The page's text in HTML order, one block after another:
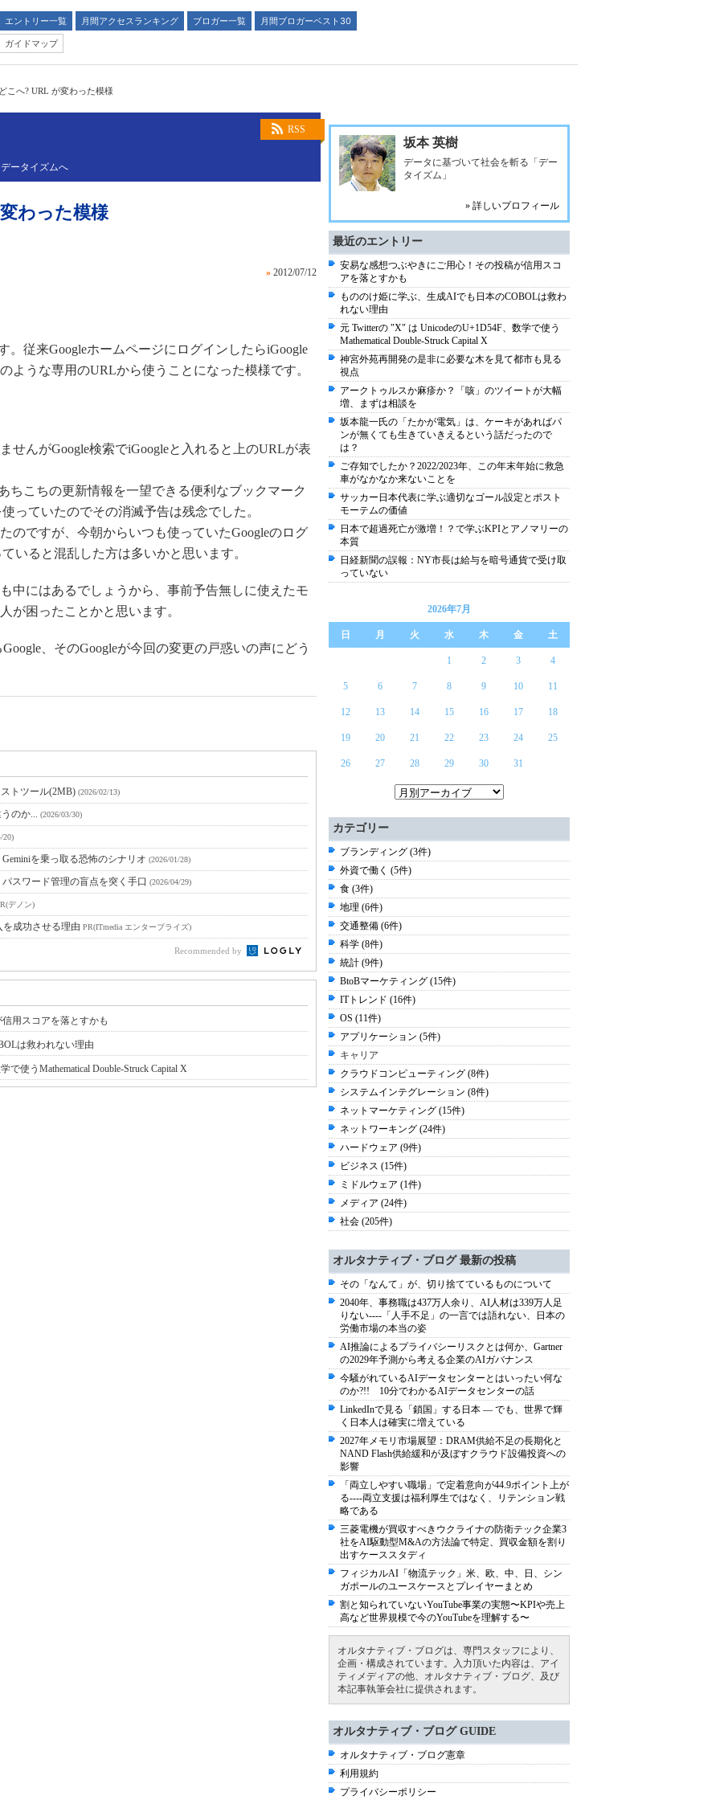
エントリー一覧 月間アクセスランキング ブロガー一覧
月間ブロガーベスト30
ガイドマップ
こへ? URL が変わった模様
RSS
ータイズムへ
わった模様
» 2012/07/12
。従来GoogleホームページにログインしたらiGoogle
ような専用のURLから使うことになった模様です。
せんがGoogle検索でiGoogleと入れると上のURLが表
ちこちの更新情報を一望できる便利なブックマーク
っていたのでその消滅予告は残念でした。
のですが、今朝からいつも使っていたGoogleのログ
いると混乱した方は多いかと思います。
中にはあるでしょうから、事前予告無しに使えたモ
が困ったことかと思います。
、そのGoogleが今回の変更の戸惑いの声にどう
トツール(2MB) (2026/02/13)
うのか... (2026/03/30)
20)
を乗っ取る恐怖のシナリオ (2026/01/28)
スワード管理の盲点を突く手口 (2026/04/29)
デノン)
成功させる理由 PR(ITmedia エンタープライズ)
Recommended by
用スコアを落とすかも
は救われない理由
使うMathematical Double-Struck Capital X
坂本 英樹
データに基づいて社会を斬る「デー
タイズム」
» 詳しいプロフィール
最近のエントリー
安易な感想つぶやきにご用心！その投稿が信用スコ
アを落とすかも
もののけ姫に学ぶ、生成AIでも日本のCOBOLは救わ
れない理由
元 Twitterの "X" は UnicodeのU+1D54F、数学で使う
Mathematical Double-Struck Capital X
神宮外苑再開発の是非に必要な木を見て都市も見る
視点
アークトゥルスか麻疹か？「咳」のツイートが大幅
増、まずは相談を
坂本龍一氏の「たかが電気」は、ケーキがあればパ
ンが無くても生きていきえるという話だったので
は？
ご存知でしたか？2022/2023年、この年末年始に救急
車がなかなか来ないことを
サッカー日本代表に学ぶ適切なゴール設定とポスト
モーテムの価値
日本で超過死亡が激増！？で学ぶKPIとアノマリーの
本質
日経新聞の誤報：NY市長は給与を暗号通貨で受け取
っていない
2026年7月
日 月 火 水 木 金 土
1 2 3 4
5 6 7 8 9 10 11
12 13 14 15 16 17 18
19 20 21 22 23 24 25
26 27 28 29 30 31
カテゴリー
ブランディング (3件)
外資で働く (5件)
食 (3件)
地理 (6件)
交通整備 (6件)
科学 (8件)
統計 (9件)
BtoBマーケティング (15件)
ITトレンド (16件)
OS (11件)
アプリケーション (5件)
キャリア
クラウドコンピューティング (8件)
システムインテグレーション (8件)
ネットマーケティング (15件)
ネットワーキング (24件)
ハードウェア (9件)
ビジネス (15件)
ミドルウェア (1件)
メディア (24件)
社会 (205件)
オルタナティブ・ブログ 最新の投稿
その「なんて」が、切り捨てているものについて
2040年、事務職は437万人余り、AI人材は339万人足
りない----「人手不足」の一言では語れない、日本の
労働市場の本当の姿
AI推論によるプライバシーリスクとは何か、Gartner
の2029年予測から考える企業のAIガバナンス
今騒がれているAIデータセンターとはいったい何な
のか?!! 10分でわかるAIデータセンターの話
LinkedInで見る「鎖国」する日本 ― でも、世界で輝
く日本人は確実に増えている
2027年メモリ市場展望：DRAM供給不足の長期化と
NAND Flash供給緩和が及ぼすクラウド設備投資への
影響
「両立しやすい職場」で定着意向が44.9ポイント上が
る----両立支援は福利厚生ではなく、リテンション戦
略である
三菱電機が買収すべきウクライナの防衛テック企業3
社をAI駆動型M&Aの方法論で特定、買収金額を割り
出すケーススタディ
フィジカルAI「物流テック」米、欧、中、日、シン
ガポールのユースケースとプレイヤーまとめ
割と知られていないYouTube事業の実態〜KPIや売上
高など世界規模で今のYouTubeを理解する〜
オルタナティブ・ブログは、専門スタッフにより、
企画・構成されています。入力頂いた内容は、アイ
ティメディアの他、オルタナティブ・ブログ、及び
本記事執筆会社に提供されます。
オルタナティブ・ブログ GUIDE
オルタナティブ・ブログ憲章
利用規約
プライバシーポリシー